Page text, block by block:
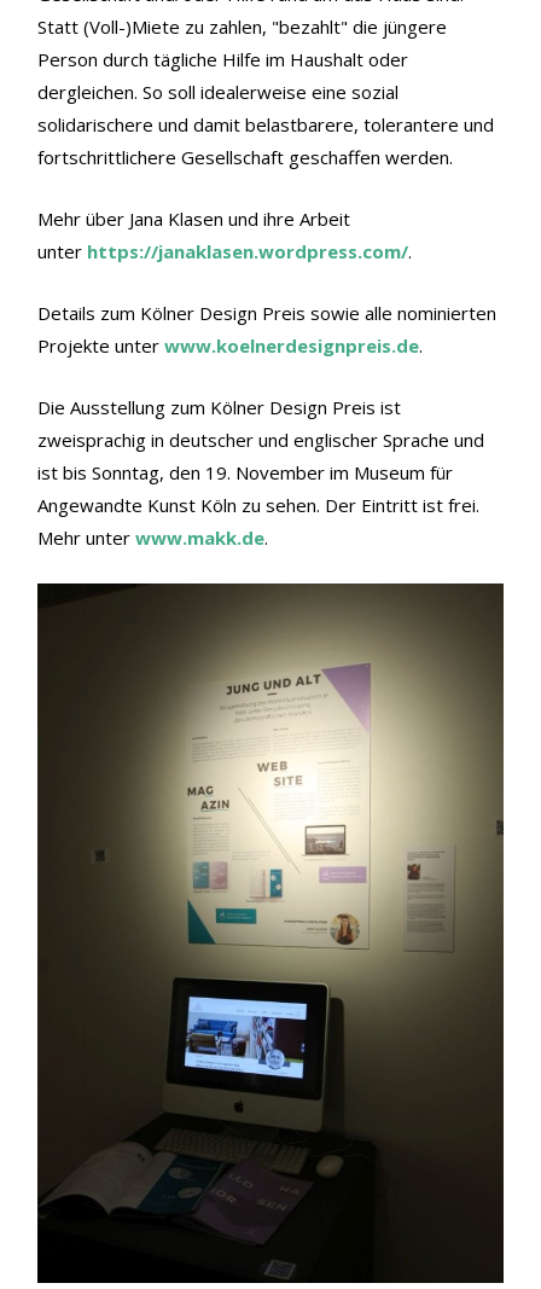
Statt (Voll-)Miete zu zahlen, "bezahlt" die jüngere
Person durch tägliche Hilfe im Haushalt oder
dergleichen. So soll idealerweise eine sozial
solidarischere und damit belastbarere, tolerantere und
fortschrittlichere Gesellschaft geschaffen werden.
Mehr über Jana Klasen und ihre Arbeit
unter https://janaklasen.wordpress.com/.
Details zum Kölner Design Preis sowie alle nominierten
Projekte unter www.koelnerdesignpreis.de.
Die Ausstellung zum Kölner Design Preis ist
zweisprachig in deutscher und englischer Sprache und
ist bis Sonntag, den 19. November im Museum für
Angewandte Kunst Köln zu sehen. Der Eintritt ist frei.
Mehr unter www.makk.de.